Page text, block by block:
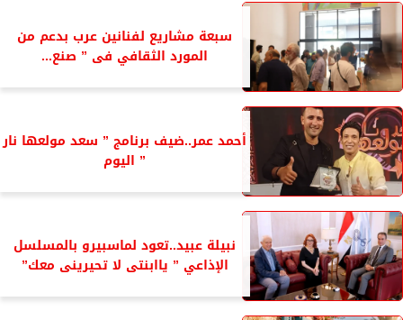
سبعة مشاريع لفنانين عرب بدعم من
المورد الثقافي فى ” صنع...
أحمد عمر..ضيف برنامج ” سعد مولعها نار
” اليوم
نبيلة عبيد..تعود لماسبيرو بالمسلسل
الإذاعي ” ياابنتى لا تحيرينى معك”